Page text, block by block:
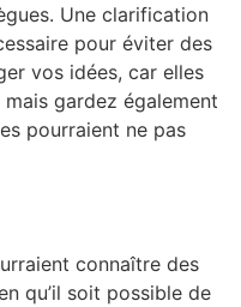
Une clarification
pour éviter des
vos idées, car elles
gardez également
pourraient ne pas
connaître des
qu’il soit possible de